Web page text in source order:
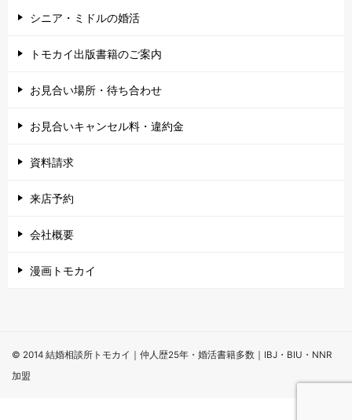
シニア・ミドルの婚活
トモカイ出版書籍のご案内
お見合い場所・待ち合わせ
お見合いキャンセル料・違約金
資料請求
来店予約
会社概要
漫画トモカイ
© 2014 結婚相談所トモカイ｜仲人歴25年・婚活書籍多数｜IBJ・BIU・NNR
加盟